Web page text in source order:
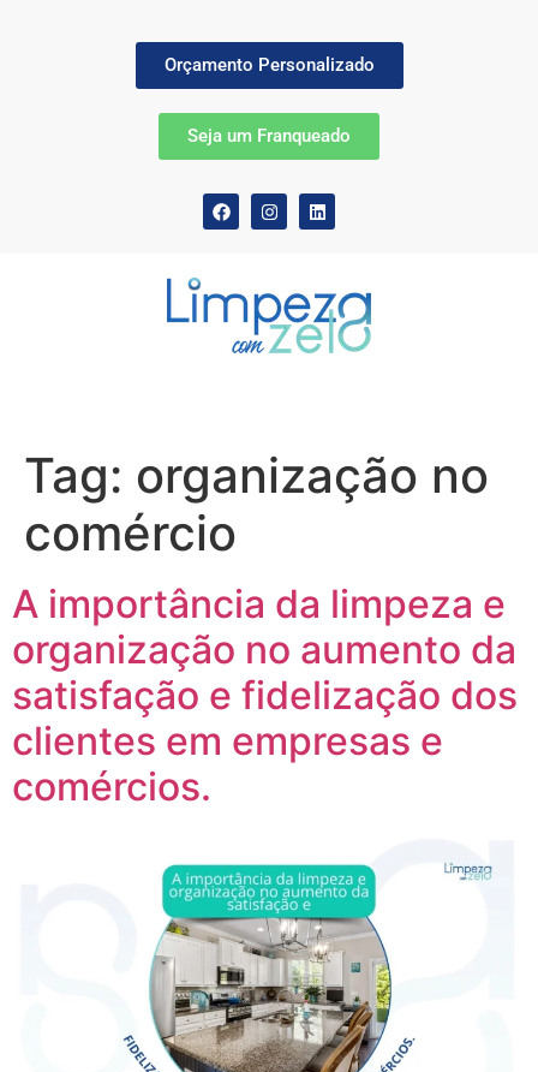
Orçamento Personalizado
Seja um Franqueado
Tag: organização no
comércio
A importância da limpeza e
organização no aumento da
satisfação e fidelização dos
clientes em empresas e
comércios.